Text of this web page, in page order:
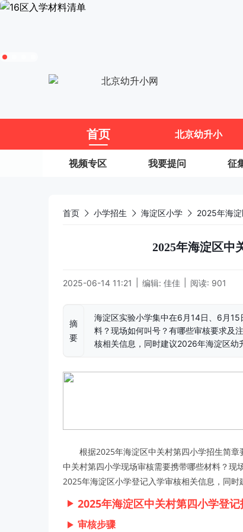
首页 北京幼升小
视频专区 我要提问 征
首页 小学招生 海淀区小学 2025年海
2025年海淀区中
2025-06-14 11:21 编辑: 佳佳 阅读: 901
摘
要
海淀区实验小学集中在6月14日、6月
料？现场如何叫号？有哪些审核要求及
核相关信息，同时建议2026年海淀区幼
根据2025年海淀区中关村第四小学招生简
中关村第四小学现场审核需要携带哪些材料？
2025年海淀区小学登记入学审核相关信息，同时
2025年海淀区中关村第四小学登
审核步骤